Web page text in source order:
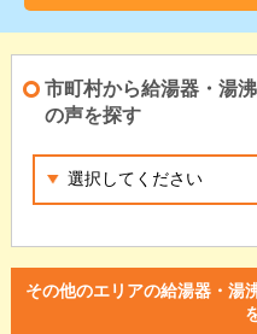
市町村から給湯器・湯
の声を探す
その他のエリアの給湯器・湯